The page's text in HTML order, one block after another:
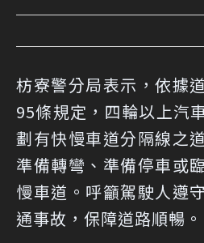
枋寮警分局表示，依據
95條規定，四輪以上汽
劃有快慢車道分隔線之
準備轉彎、準備停車或
慢車道。呼籲駕駛人遵
通事故，保障道路順暢。